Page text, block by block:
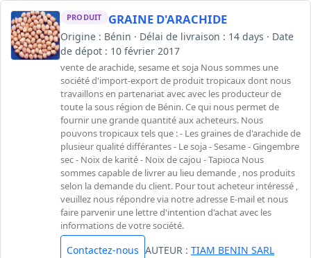
PRODUIT GRAINE D'ARACHIDE
Origine : Bénin · Délai de livraison : 14 days · Date
de dépot : 10 février 2017
vente de arachide, sesame et soja Nous sommes une
société d'import-export de produit tropicaux dont nous
travaillons en partenariat avec avec les producteur de
toute la sous région de Bénin. Ce qui nous permet de
fournir une grande quantité aux acheteurs. Nous
pouvons tropicaux tels que : - Les graines de d'arachide de
plusieur qualité différantes - Le soja - Sesame - Gingembre
sec - Noix de karité - Noix de cajou - Tapioca Nous
sommes capable de livrer au lieu demande , nos produits
selon la demande du client. Pour tout acheteur intéressé ,
veuillez nous répondre via notre adresse E-mail et nous
faire parvenir une lettre d'intention d'achat avec les
informations de votre société.
Contactez-nous AUTEUR : TIAM BENIN SARL